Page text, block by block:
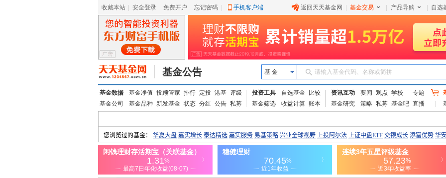
收藏本站 安全登录 免费开户 忘记密码 手机客户端 返回天天基金网 基金交易 产品导购 自选
基金公告 基 金 请输入基金代码、名称或简拼
基金数据 基金净值 投顾管家 排行 定投 港基 评级
基金公司
基金品种 新发基金 状态 分红 公告 私募
投资工具 自选基金
比较
基金筛选
收益计算 账本
资讯互动 要闻 观点 学校
专题
基金研究
策略 私募 基金吧 直播